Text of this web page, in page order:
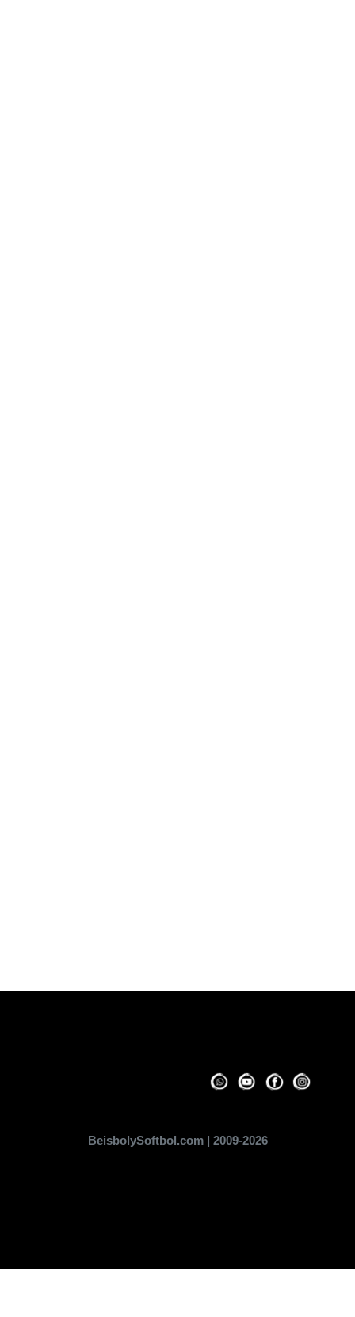
BeisbolySoftbol.com | 2009-2026